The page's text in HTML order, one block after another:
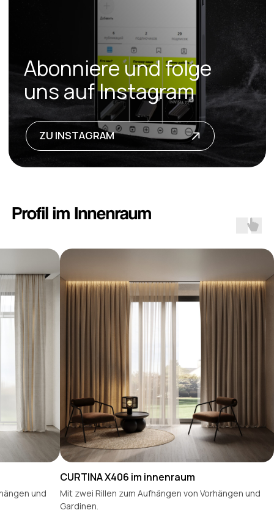
Profil im Innenraum
und
CURTINA X406 im innenraum
Mit zwei Rillen zum Aufhängen von Vorhängen und
Gardinen.
© 2026 alumineu Datenschutzerklärung
Versand und Rückgabe
senden